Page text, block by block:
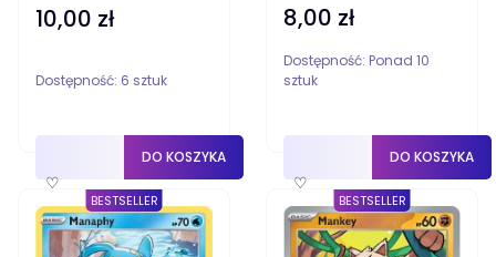
Cena
10,00 zł
Dostępność: 6 sztuk
♡
DO KOSZYKA
Cena
8,00 zł
Dostępność: Ponad 10
sztuk
♡
DO KOSZYKA
BESTSELLER BESTSELLER